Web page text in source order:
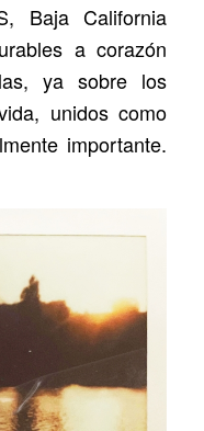
Baja California
a corazón
ya sobre los
unidos como
importante.